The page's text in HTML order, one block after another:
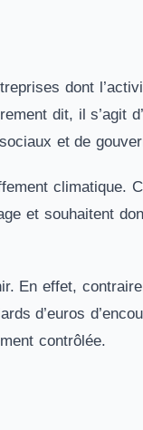
dont
dit, il s’agit
et de
climatique.
et souhaitent
En effet,
d’euros
contrôlée.